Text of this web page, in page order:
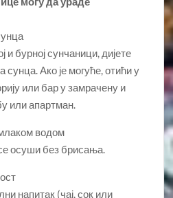
и бурној сунчаници, дијете
сунца. Ако је могуће, отићи у
или бар у замрачену и
или апартман.
водом
осуши без брисања.
напитак (чај, сок или